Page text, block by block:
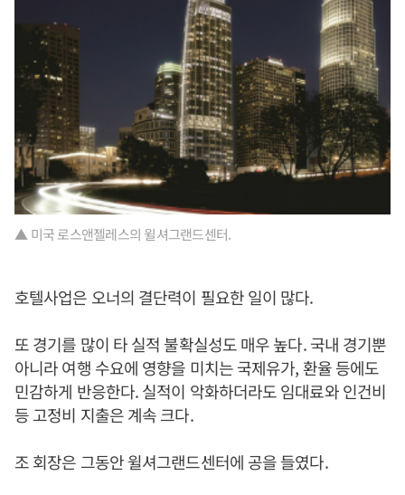
▲ 미국 로스앤젤레스의 윌셔그랜드센터.
호텔사업은 오너의 결단력이 필요한 일이 많다.
또 경기를 많이 타 실적 불확실성도 매우 높다. 국내 경기뿐
아니라 여행 수요에 영향을 미치는 국제유가, 환율 등에도
민감하게 반응한다. 실적이 악화하더라도 임대료와 인건비
등 고정비 지출은 계속 크다.
조 회장은 그동안 윌셔그랜드센터에 공을 들였다.